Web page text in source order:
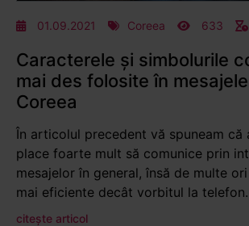
01.09.2021 Coreea 633
Caracterele și simbolurile
mai des folosite în
Coreea
În articolul precedent vă spuneam că
place foarte mult să comunice prin
mesajelor în general, însă de multe
mai eficiente decât vorbitul la telefon.
citește articol